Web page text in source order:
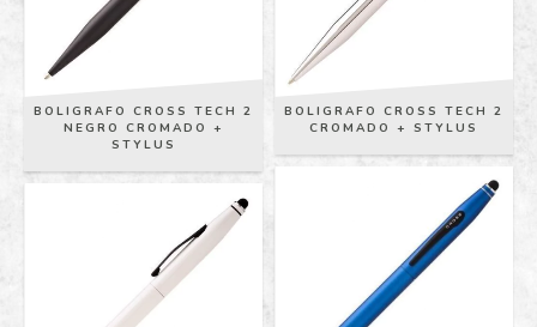
BOLIGRAFO CROSS TECH 2
NEGRO CROMADO +
STYLUS
BOLIGRAFO CROSS TECH 2
CROMADO + STYLUS